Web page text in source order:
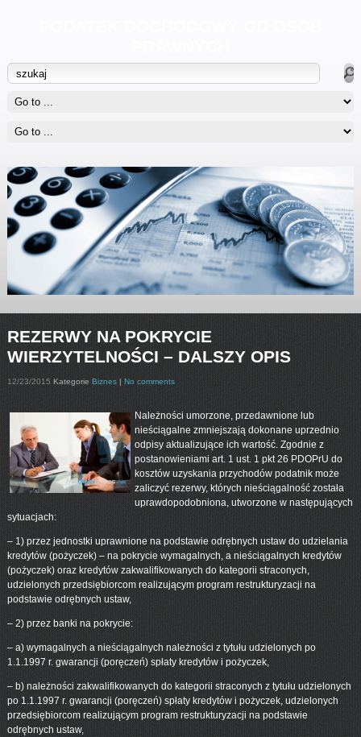
REZERWY NA POKRYCIE
WIERZYTELNOŚCI – DALSZY OPIS
12/23/2015 Kategorie Biznes| No comments
Należności umorzone, przedawnione lub
nieściągalne zmniejszają dokonane uprzednio
odpisy aktualizujące ich wartość. Zgodnie z
postanowieniami art. 1 ust. 1 pkt 26 PDOPrU do
kosztów uzyskania przychodów podatnik może
zaliczyć rezerwy, których nieściągalność została
uprawdopodobniona, utworzone w następujących
sytuacjach:
– 1) przez jednostki uprawnione na podstawie odrębnych ustaw do udzielania
kredytów (pożyczek) – na pokrycie wymagalnych, a nieściągalnych kredytów
(pożyczek) oraz kredytów zakwalifikowanych do kategorii straconych,
udzielonych przedsiębiorcom realizującym program restrukturyzacji na
podstawie odrębnych ustaw,
– 2) przez banki na pokrycie:
– a) wymagalnych a nieściągalnych należności z tytułu udzielonych po
1.1.1997 r. gwarancji (poręczeń) spłaty kredytów i pożyczek,
– b) należności zakwalifikowanych do kategorii straconych z tytułu udzielonych
po 1.1.1997 r. gwarancji (poręczeń) spłaty kredytów i pożyczek, udzielonych
przedsiębiorcom realizującym program restrukturyzacji na podstawie
odrębnych ustaw,